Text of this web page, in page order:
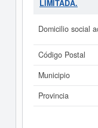
LIMITADA.
Domicilio social
Código Postal
Municipio
Provincia